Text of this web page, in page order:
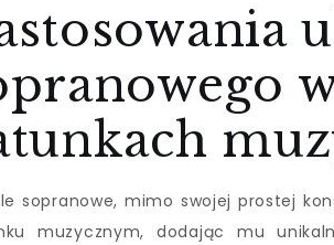
sopranowe, mimo swojej prostej
muzycznym, dodając mu